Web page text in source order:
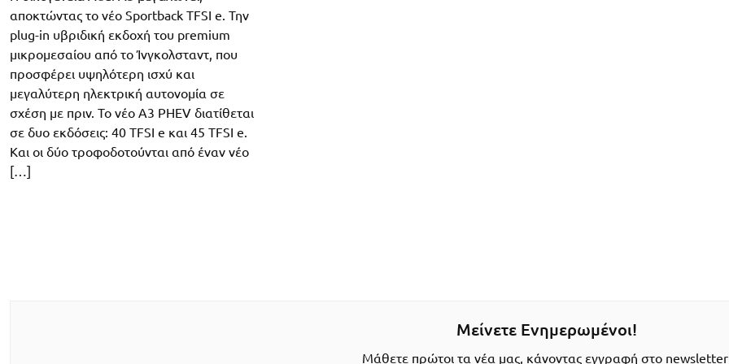
αποκτώντας το νέο Sportback TFSI e. Την
plug-in υβριδική εκδοχή του premium
μικρομεσαίου από το Ίνγκολσταντ, που
προσφέρει υψηλότερη ισχύ και
μεγαλύτερη ηλεκτρική αυτονομία σε
σχέση με πριν. To νέο A3 PHEV διατίθεται
σε δυο εκδόσεις: 40 TFSI e και 45 TFSI e.
Και οι δύο τροφοδοτούνται από έναν νέο
[…]
Μείνετε Ενημερωμένοι!
Μάθετε πρώτοι τα νέα μας, κάνοντας εγγραφή στο